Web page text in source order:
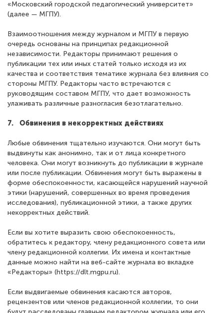
«Московский городской педагогический университет»
(далее — МГПУ).
Взаимоотношения между журналом и МГПУ в первую
очередь основаны на принципах редакционной
независимости. Редакторы принимают решения о
публикации тех или иных статей только исходя из их
качества и соответствия тематике журнала без влияния со
стороны МГПУ. Редакторы часто встречаются с
руководящим составом МГПУ, что дает возможность
улаживать различные разногласия безотлагательно.
7. Обвинения в некорректных действиях
Любые обвинения тщательно изучаются. Они могут быть
выдвинуты как анонимно, так и от лица конкретного
человека. Они могут возникнуть до публикации в журнале
или после публикации. Обвинения могут быть выражены в
форме обеспокоенности, касающейся нарушений научной
этики (нарушений, совершенных во время проведения
исследования), публикационной этики, а также других
некорректных действий.
Если вы хотите выразить свою обеспокоенность,
обратитесь к редактору, члену редакционного совета или
члену редакционной коллегии. Их имена и контактные
данные можно найти на веб-сайте журнала во вкладке
«Редакторы» (https://dlt.mgpu.ru).
Если выдвигаемые обвинения касаются авторов,
рецензентов или членов редакционной коллегии, то они